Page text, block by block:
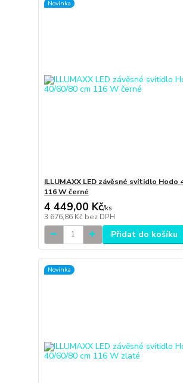
Novinka
ILLUMAXX LED závěsné svítidlo Hodo
116 W černé
4 449,00 Kč/ks
3 676,86 Kč bez DPH
Přidat do košíku
Novinka